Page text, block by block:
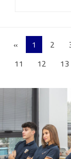
« 1 2
11
12 13